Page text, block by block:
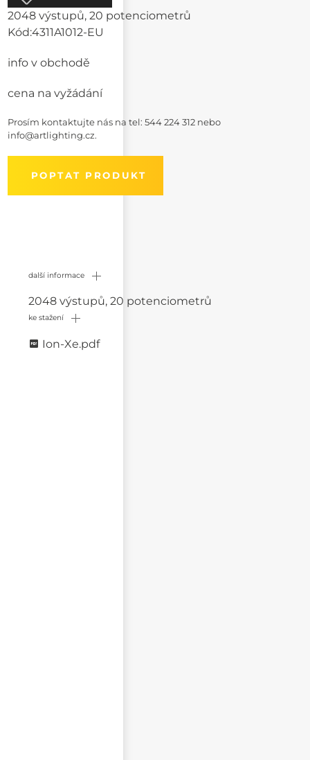
2048 výstupů, 20 potenciometrů
Kód:4311A1012-EU
info v obchodě
cena na vyžádání
Prosím kontaktujte nás natel: 544 224 312 nebo
info@artlighting.cz.
POPTAT PRODUKT
další informace
2048 výstupů, 20 potenciometrů
ke stažení
Ion-Xe.pdf